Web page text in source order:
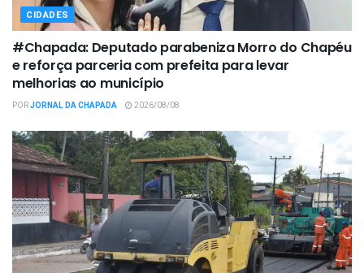
CIDADES
#Chapada: Deputado parabeniza Morro do Chapéu
e reforça parceria com prefeita para levar
melhorias ao município
PORJORNAL DA CHAPADA 2026/08/08